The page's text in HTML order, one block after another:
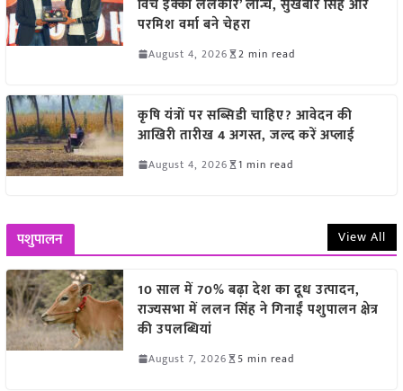
विच इक्को ललकार’ लॉन्च, सुखबीर सिंह और
परमिश वर्मा बने चेहरा
August 4, 2026 2 min read
कृषि यंत्रों पर सब्सिडी चाहिए? आवेदन की
आखिरी तारीख 4 अगस्त, जल्द करें अप्लाई
August 4, 2026 1 min read
पशुपालन View All
10 साल में 70% बढ़ा देश का दूध उत्पादन,
राज्यसभा में ललन सिंह ने गिनाईं पशुपालन क्षेत्र
की उपलब्धियां
August 7, 2026 5 min read